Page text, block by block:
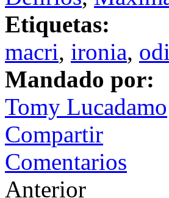
Etiquetas:
macri, ironia,
Mandado por:
Tomy Lucadamo
Compartir
Comentarios
Anterior